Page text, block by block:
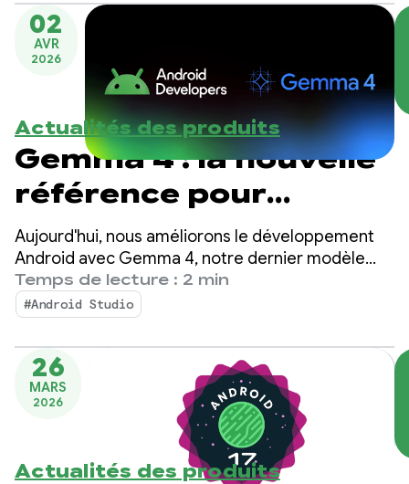
02
AVR
2026
Actualités des produits
Gemma 4 : la nouvelle
référence pour
l'intelligence
agentique locale sur
Android
Aujourd'hui, nous améliorons le développement
Android avec Gemma 4, notre dernier modèle
ouvert de pointe conçu avec des capacités de
raisonnement complexe et d'appel d'outils
autonome.
Temps de lecture : 2 min
#Android Studio
26
MARS
2026
Actualités des produits